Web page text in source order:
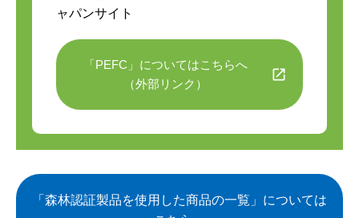
ャパンサイト
「PEFC」についてはこちらへ
（外部リンク）
「森林認証製品を使用した商品の一覧」については